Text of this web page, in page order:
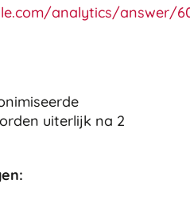
analytics/answer/
uiterlijk na 2